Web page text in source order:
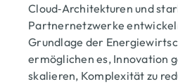
Cloud‑Architekturen und
Partnernetzwerke
Grundlage der
ermöglichen es, Innovation
skalieren, Komplexität zu